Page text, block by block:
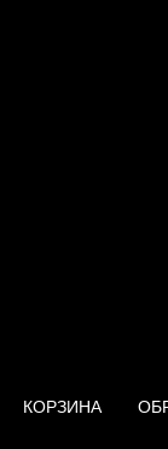
КОРЗИНА